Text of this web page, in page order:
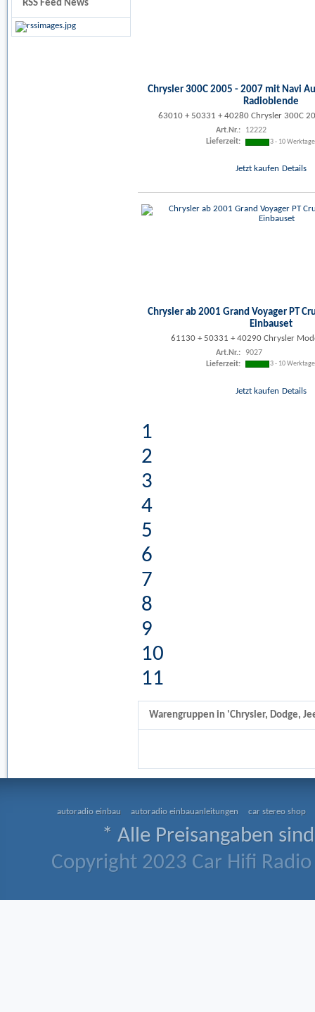
RSS Feed News
Chrysler 300C 2005 - 2007 mit Navi
Radioblende
63010 + 50331 + 40280 Chrysler 300C
Art.Nr.:
12222
Lieferzeit:
3 - 10 Werktage
Jetzt kaufen Details
Chrysler ab 2001 Grand Voyager PT
Einbauset
61130 + 50331 + 40290 Chrysler
Art.Nr.:
9027
Lieferzeit:
3 - 10 Werktage
Jetzt kaufen Details
1
2
3
4
5
6
7
8
9
10
11
Warengruppen in 'Chrysler, Dodge,
autoradio einbau autoradio einbauanleitungen car stereo shop
* Alle Preisangaben
Copyright 2023 Car Hifi